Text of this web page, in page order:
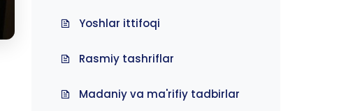
Yoshlar ittifoqi
Rasmiy tashriflar
Madaniy va ma'rifiy tadbirlar